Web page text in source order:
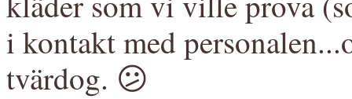
i kontakt med
tvärdog. 😕